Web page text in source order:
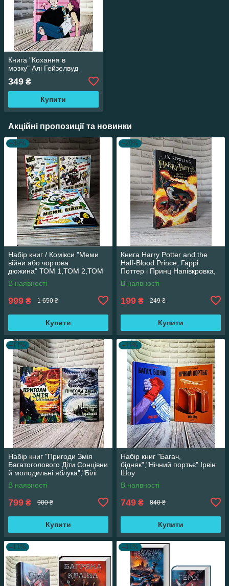
Книга "Кохання в
мозку" Алі Гейзелвуд
349 ₴
Купити
Акційні пропозиції та новинки
–39%
Набір книг / Комікси "Меми
війни або чортова
дюжина" ТОМ 1,ТОМ 2,ТОМ
3 Трегуб Ганна
В наявності
999 ₴ 1 650 ₴
Купити
–20%
Книга Harry Potter and the
Half-Blood Prince, Гаррі
Поттер і Принц Напівкровка,
англійською мовою
В наявності
199 ₴ 249 ₴
Купити
–11%
Набір книг "Пригоди Змія
Багатоголового Діти Сонцівни
й молодильні яблука","Білі
перлини для Білої Королеви"
В наявності
799 ₴ 900 ₴
Купити
–11%
Набір книг "Багач,
бідняк","Нічний портьє" Ірвін
Шоу
В наявності
749 ₴ 840 ₴
Купити
–11% –11%